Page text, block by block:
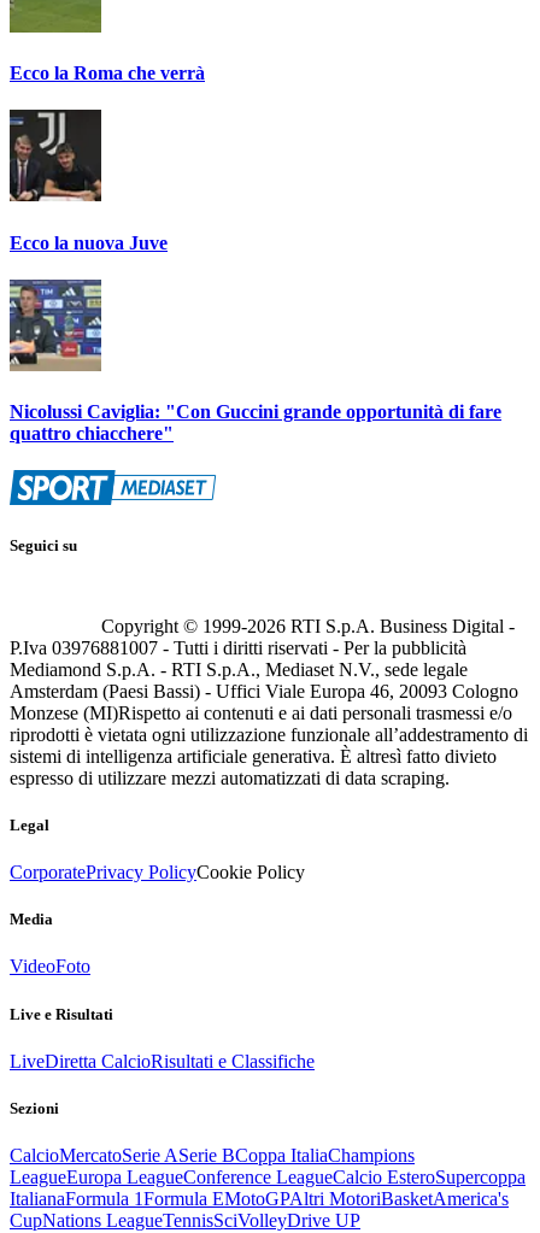
Ecco la Roma che verrà
Ecco la nuova Juve
Nicolussi Caviglia: "Con Guccini grande opportunità di fare
quattro chiacchere"
Seguici su
Copyright © 1999-2026 RTI S.p.A. Business Digital -
P.Iva 03976881007 - Tutti i diritti riservati - Per la pubblicità
Mediamond S.p.A. - RTI S.p.A., Mediaset N.V., sede legale
Amsterdam (Paesi Bassi) - Uffici Viale Europa 46, 20093 Cologno
Monzese (MI)Rispetto ai contenuti e ai dati personali trasmessi e/o
riprodotti è vietata ogni utilizzazione funzionale all’addestramento di
sistemi di intelligenza artificiale generativa. È altresì fatto divieto
espresso di utilizzare mezzi automatizzati di data scraping.
Legal
CorporatePrivacy PolicyCookie Policy
Media
VideoFoto
Live e Risultati
LiveDiretta CalcioRisultati e Classifiche
Sezioni
CalcioMercatoSerie ASerie BCoppa ItaliaChampions
LeagueEuropa LeagueConference LeagueCalcio EsteroSupercoppa
ItalianaFormula 1Formula EMotoGPAltri MotoriBasketAmerica's
CupNations LeagueTennisSciVolleyDrive UP